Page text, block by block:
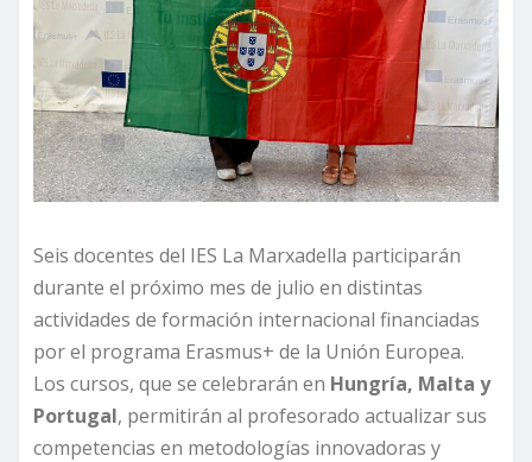
Seis docentes del IES La Marxadella participarán
durante el próximo mes de julio en distintas
actividades de formación internacional financiadas
por el programa Erasmus+ de la Unión Europea.
Los cursos, que se celebrarán en Hungría, Malta y
Portugal, permitirán al profesorado actualizar sus
competencias en metodologías innovadoras y